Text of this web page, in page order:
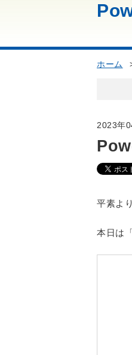
ホーム
2023年
平素よ
本日は